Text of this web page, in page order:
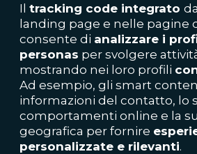
Il tracking code integrato
landing page e nelle pagine
consente di analizzare i
personas per svolgere
mostrando nei loro profili
Ad esempio, gli smart
informazioni del contatto, lo
comportamenti online e la
geografica per fornire
personalizzate e rilevanti.